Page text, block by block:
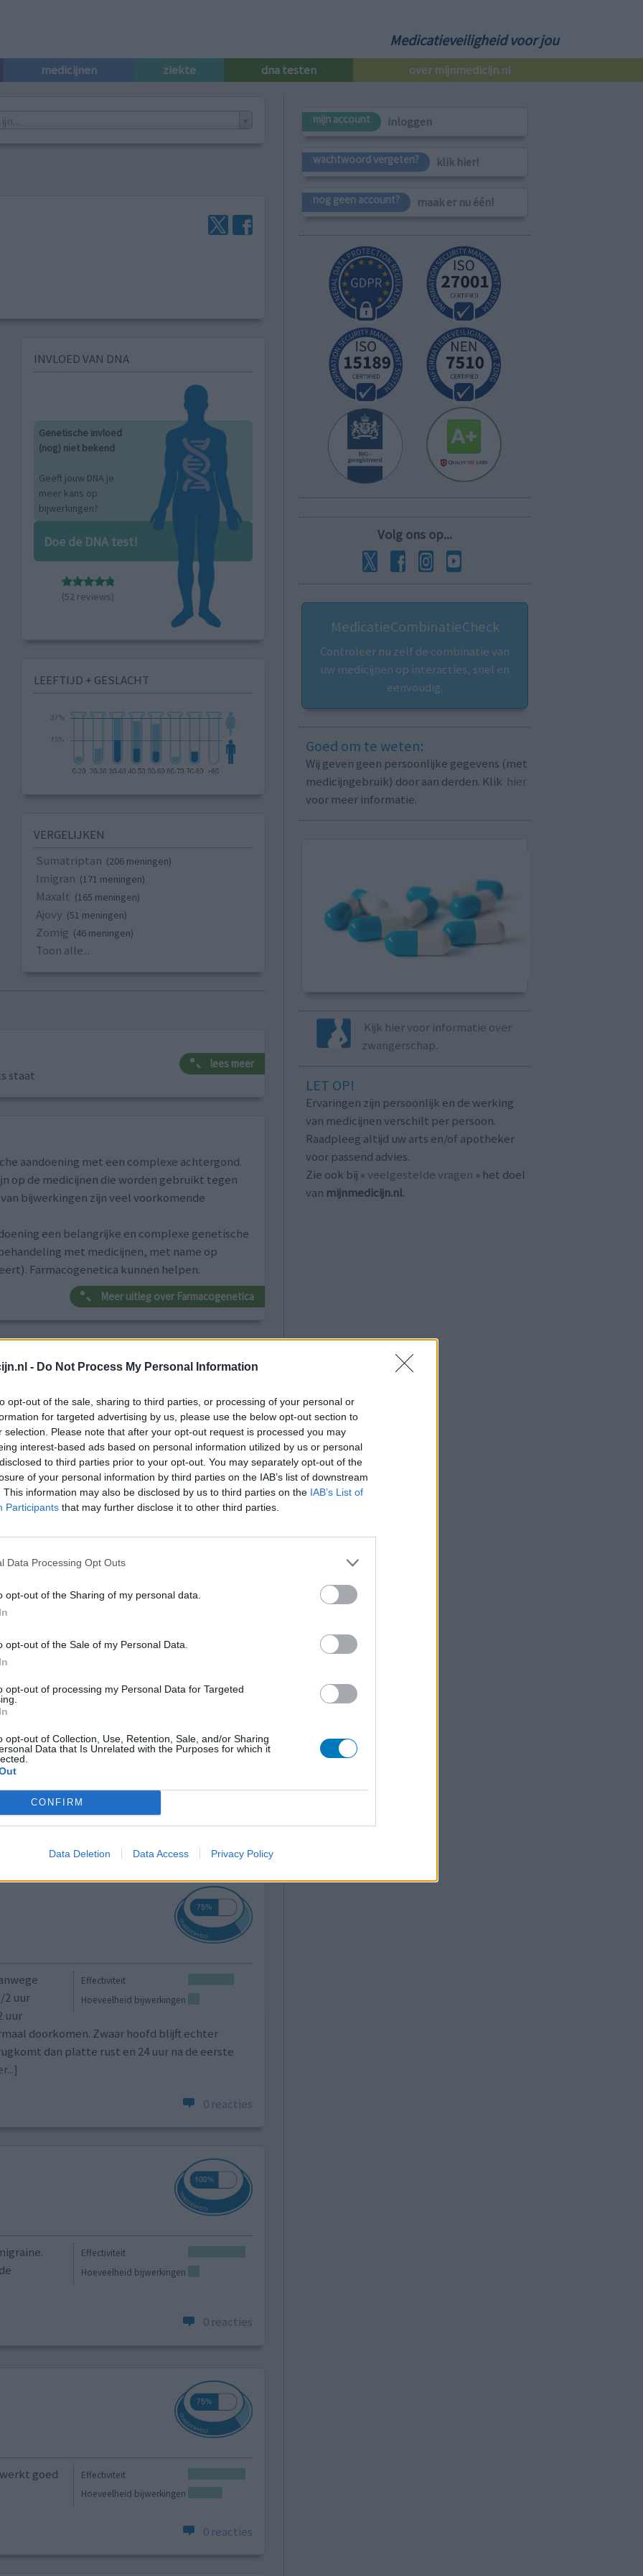
- Do Not Process My Personal Information
opt-out of the sale, sharing to third parties, or processing of your personal or
for targeted advertising by us, please use the below opt-out section to
selection. Please note that after your opt-out request is processed you may
interest-based ads based on personal information utilized by us or personal
to third parties prior to your opt-out. You may separately opt-out of the
of your personal information by third parties on the IAB’s list of downstream
This information may also be disclosed by us to third parties on the IAB’s List of
Participants that may further disclose it to other third parties.
Data Processing Opt Outs
opt-out of the Sharing of my personal data.
opt-out of the Sale of my Personal Data.
opt-out of processing my Personal Data for Targeted
opt-out of Collection, Use, Retention, Sale, and/or Sharing
Data that Is Unrelated with the Purposes for which it
CONFIRM
Data Deletion Data Access Privacy Policy
Medicatieveiligheid voor jou
medicijnen ziekte dna testen over mijnmedicijn.nl
INVLOED VAN DNA
Genetische invloed
(nog) niet bekend
Geeft jouw DNA je
meer kans op
bijwerkingen?
Doe de DNA test!
(52 reviews)
LEEFTIJD + GESLACHT
VERGELIJKEN
Sumatriptan (206 meningen)
Imigran (171 meningen)
Maxalt (165 meningen)
Ajovy (51 meningen)
Zomig (46 meningen)
Toon alle...
staat
lees meer
aandoening met een complexe achtergond.
op de medicijnen die worden gebruikt tegen
bijwerkingen zijn veel voorkomende
een belangrijke en complexe genetische
met medicijnen, met name op
Farmacogenetica kunnen helpen.
Meer uitleg over Farmacogenetica
Effectiviteit
Hoeveelheid bijwerkingen
werkt
en mental helder. Gemiddeld 3x per maand
Hoeveelheid bijwerkingen
Kan
0 reacties
Effectiviteit
Hoeveelheid bijwerkingen
2 uur
uur
doorkomen. Zwaar hoofd blijft echter
dan platte rust en 24 uur na de eerste
0 reacties
Effectiviteit
Hoeveelheid bijwerkingen
0 reacties
Effectiviteit
Hoeveelheid bijwerkingen
goed
0 reacties
mijn account inloggen
wachtwoord vergeten? klik hier!
nog geen account? maak er nu één!
Volg ons op...
MedicatieCombinatieCheck
Controleer nu zelf de combinatie van
uw medicijnen op interacties, snel en
eenvoudig.
Goed om te weten:
Wij geven geen persoonlijke gegevens (met
medicijngebruik) door aan derden. Klik hier
voor meer informatie.
Kijk hier voor informatie over
zwangerschap.
LET OP!
Ervaringen zijn persoonlijk en de werking
van medicijnen verschilt per persoon.
Raadpleeg altijd uw arts en/of apotheker
voor passend advies.
Zie ook bij « veelgestelde vragen » het doel
van mijnmedicijn.nl.